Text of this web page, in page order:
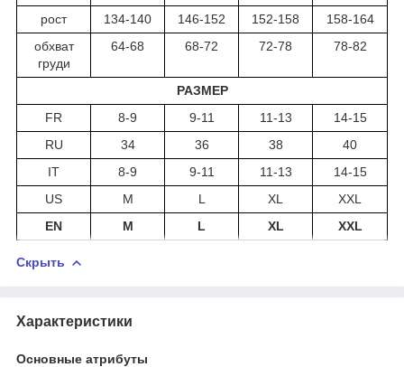
рост 134-140 146-152 152-158
158-164
обхват
груди
64-68 68-72 72-78 78-82
РАЗМЕР
FR
8-9 9-11 11-13
14-15
RU
34 36 38
40
IT
8-9 9-11 11-13
14-15
US
M L XL
XXL
EN
M L XL XXL
Скрыть
Характеристики
Основные атрибуты